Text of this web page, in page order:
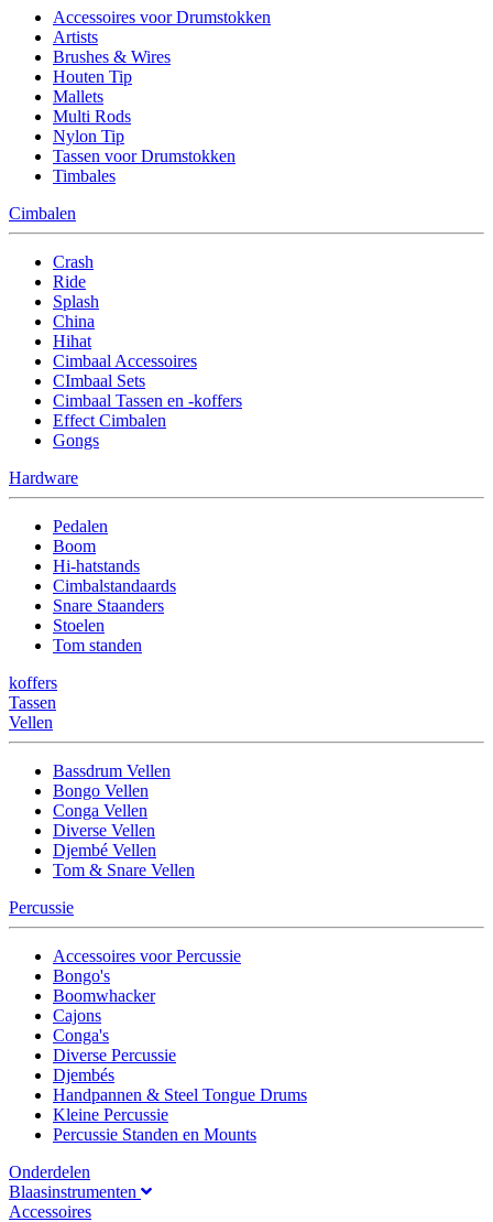
Accessoires voor Drumstokken
Artists
Brushes & Wires
Houten Tip
Mallets
Multi Rods
Nylon Tip
Tassen voor Drumstokken
Timbales
Cimbalen
Crash
Ride
Splash
China
Hihat
Cimbaal Accessoires
CImbaal Sets
Cimbaal Tassen en -koffers
Effect Cimbalen
Gongs
Hardware
Pedalen
Boom
Hi-hatstands
Cimbalstandaards
Snare Staanders
Stoelen
Tom standen
koffers
Tassen
Vellen
Bassdrum Vellen
Bongo Vellen
Conga Vellen
Diverse Vellen
Djembé Vellen
Tom & Snare Vellen
Percussie
Accessoires voor Percussie
Bongo's
Boomwhacker
Cajons
Conga's
Diverse Percussie
Djembés
Handpannen & Steel Tongue Drums
Kleine Percussie
Percussie Standen en Mounts
Onderdelen
Blaasinstrumenten
Accessoires